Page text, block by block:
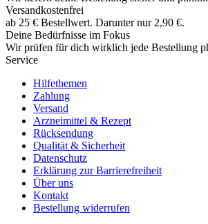
Versandkostenfrei
ab 25 € Bestellwert. Darunter nur 2,90 €.
Deine Bedürfnisse im Fokus
Wir prüfen für dich wirklich jede Bestellung
Service
Hilfethemen
Zahlung
Versand
Arzneimittel & Rezept
Rücksendung
Qualität & Sicherheit
Datenschutz
Erklärung zur Barrierefreiheit
Über uns
Kontakt
Bestellung widerrufen